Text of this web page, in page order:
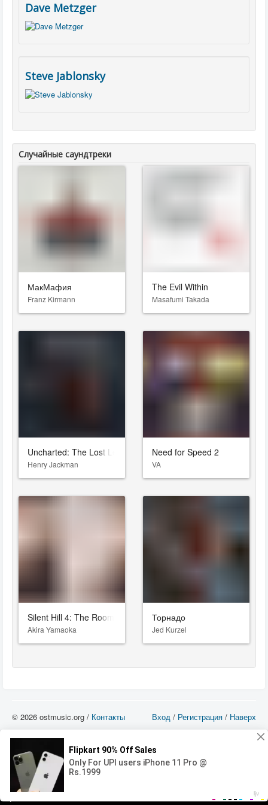
Error loading media: File could not be played 00:00
Dave Metzger
Steve Jablonsky
Случайные саундтреки
МакМафия
Franz Kirmann
The Evil Within
Masafumi Takada
Uncharted: The Lost Legacy
Henry Jackman
Need for Speed 2
VA
Silent Hill 4: The Room
Akira Yamaoka
Торнадо
Jed Kurzel
Вход / Регистрация / Наверх
© 2026 ostmusic.org / Контакты
можете использовать такие материалы только в том в случае, если
использование производится с ознакомительными целями - для прочих целей
вы должны приобрести лицензионную запись.